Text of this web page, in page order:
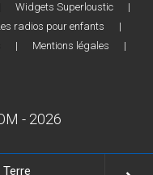
Widgets Superloustic
|
radios pour enfants
|
| Mentions légales
|
- 2026